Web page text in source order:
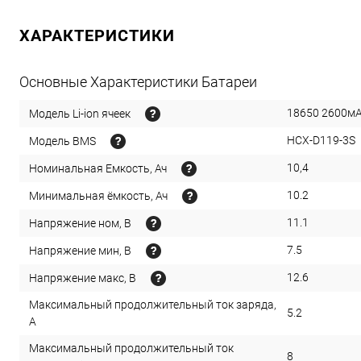
ХАРАКТЕРИСТИКИ
Основные Характеристики Батареи
Модель Li-ion ячеек 18650
Модель BMS HCX-D119-3S
Номинальная Емкость, Ач 10,4
Минимальная ёмкость, Ач 10.2
Напряжение ном, В 11.1
Напряжение мин, В 7.5
Напряжение макс, В 12.6
Максимальный продолжительный ток заряда,
А
5.2
Максимальный продолжительный ток
8